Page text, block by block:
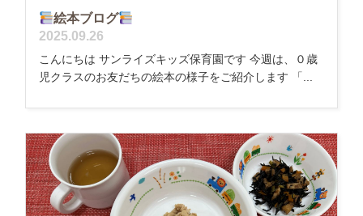
絵本ブログ
2025.09.26
こんにちは サンライズキッズ保育園です 今週は、０歳
児クラスのお友だちの絵本の様子をご紹介します 「...